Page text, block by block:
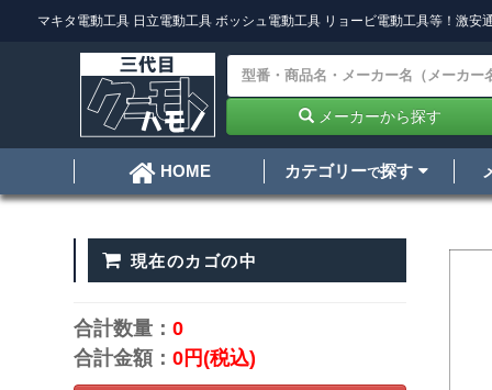
マキタ電動工具 日立電動工具 ボッシュ電動工具 リョービ電動工具等！激安
メーカーから探す
HOME カテゴリーで探す
現在のカゴの中
合計数量：0
合計金額：0円(税込)